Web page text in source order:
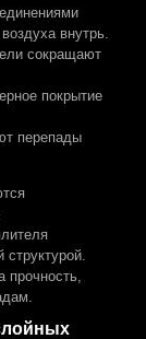
внутрь.
сокращают
покрытие
перепады